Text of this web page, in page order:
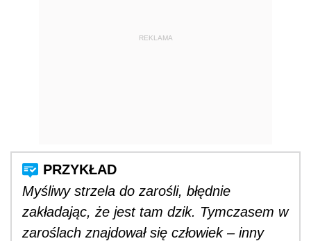
REKLAMA
Myśliwy strzela do zarośli, błędnie
zakładając, że jest tam dzik. Tymczasem w
zaroślach znajdował się człowiek – inny